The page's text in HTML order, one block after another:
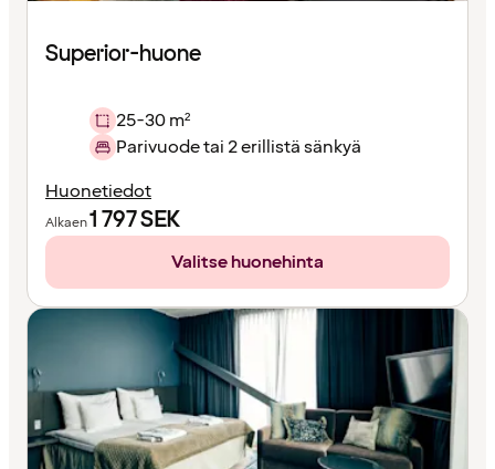
Superior-huone
25-30 m²
Parivuode tai 2 erillistä sänkyä
Huonetiedot
Alkaen1 797SEK
Valitse huonehinta